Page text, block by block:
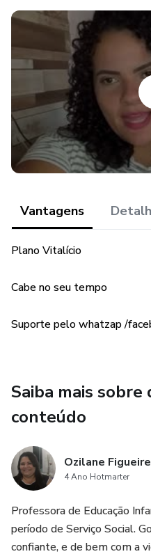
Receitas incríveis de Low
Receitas de Doces Fit e
para queimar gordura
Vantagens
Plano Vitalício
Cabe no seu tempo
Suporte pelo whatzap /
Saiba mais sobre
conteúdo
Ozilane
4 Ano Hotmarter
Professora de Educação
período de Serviço Social.
confiante, e de bem com a